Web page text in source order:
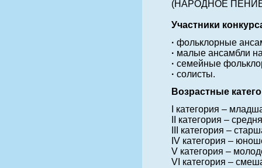
(НАРОДНОЕ
Участники
· фольклорные
· малые ансамбли
· семейные
· солисты.
Возрастные
I категория –
II категория –
III категория –
IV категория –
V категория –
VI категория –